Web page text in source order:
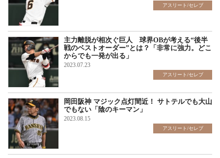
アスリート/セレブ
主力離脱が相次ぐ巨人 球界OBが考える“後半
戦のベストオーダー”とは？「非常に強力。どこ
からでも一発が出る」
2023.07.23
アスリート/セレブ
岡田阪神 マジック点灯間近！ サトテルでも大山
でもない「陰のキーマン」
2023.08.15
アスリート/セレブ